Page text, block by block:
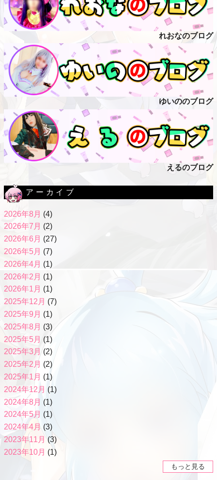
れおなのブログ
ゆいののブログ
えるのブログ
アーカイブ
2026年8月 (4)
2026年7月 (2)
2026年6月 (27)
2026年5月 (7)
2026年4月 (1)
2026年2月 (1)
2026年1月 (1)
2025年12月 (7)
2025年9月 (1)
2025年8月 (3)
2025年5月 (1)
2025年3月 (2)
2025年2月 (2)
2025年1月 (1)
2024年12月 (1)
2024年8月 (1)
2024年5月 (1)
2024年4月 (3)
2023年11月 (3)
2023年10月 (1)
もっと見る